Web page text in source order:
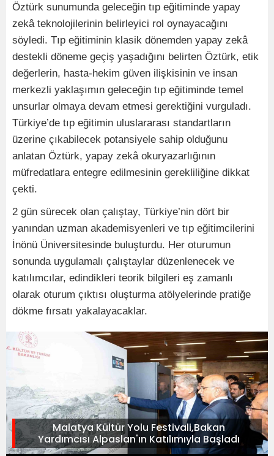
Öztürk sunumunda geleceğin tıp eğitiminde yapay
zekâ teknolojilerinin belirleyici rol oynayacağını
söyledi. Tıp eğitiminin klasik dönemden yapay zekâ
destekli döneme geçiş yaşadığını belirten Öztürk, etik
değerlerin, hasta-hekim güven ilişkisinin ve insan
merkezli yaklaşımın geleceğin tıp eğitiminde temel
unsurlar olmaya devam etmesi gerektiğini vurguladı.
Türkiye’de tıp eğitimin uluslararası standartların
üzerine çıkabilecek potansiyele sahip olduğunu
anlatan Öztürk, yapay zekâ okuryazarlığının
müfredatlara entegre edilmesinin gerekliliğine dikkat
çekti.
2 gün sürecek olan çalıştay, Türkiye’nin dört bir
yanından uzman akademisyenleri ve tıp eğitimcilerini
İnönü Üniversitesinde buluşturdu. Her oturumun
sonunda uygulamalı çalıştaylar düzenlenecek ve
katılımcılar, edindikleri teorik bilgileri eş zamanlı
olarak oturum çıktısı oluşturma atölyelerinde pratiğe
dökme fırsatı yakalayacaklar.
Malatya Kültür Yolu Festivali,Bakan
Yardımcısı Alpaslan'ın Katılımıyla Başladı